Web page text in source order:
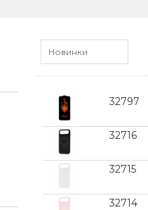
Новинки
32797
32716
32715
32714